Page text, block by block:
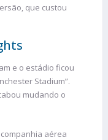
que custou
e o estádio ficou
Stadium”.
mudando o
aérea